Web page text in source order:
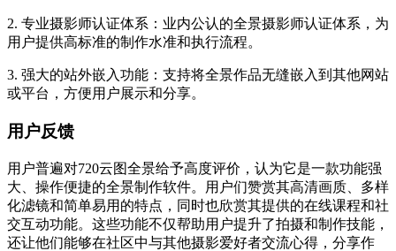
2. 专业摄影师认证体系：业内公认的全景摄影师认证体系，为
用户提供高标准的制作水准和执行流程。
3. 强大的站外嵌入功能：支持将全景作品无缝嵌入到其他网站
或平台，方便用户展示和分享。
用户反馈
用户普遍对720云图全景给予高度评价，认为它是一款功能强
大、操作便捷的全景制作软件。用户们赞赏其高清画质、多样
化滤镜和简单易用的特点，同时也欣赏其提供的在线课程和社
交互动功能。这些功能不仅帮助用户提升了拍摄和制作技能，
还让他们能够在社区中与其他摄影爱好者交流心得，分享作